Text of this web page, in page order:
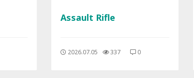
Assault Rifle
2026.07.05 337 0